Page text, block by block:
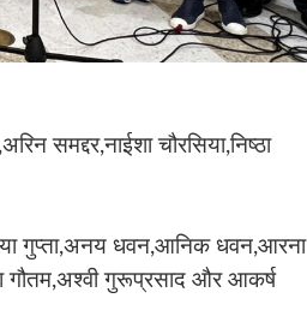
समद्दर,नाईशा चौरसिया,निष्ठा
गुप्ता,अनय धवन,आनिक धवन,आरना
गौतम,अश्वी गुरूप्रसाद और आकर्ष